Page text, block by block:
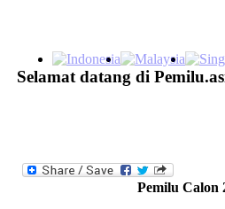
Selamat datang di
Pemilu Calon